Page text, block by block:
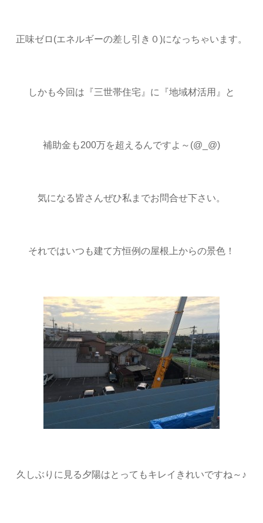
正味ゼロ(エネルギーの差し引き０)になっちゃいます。
しかも今回は『三世帯住宅』に『地域材活用』と
補助金も200万を超えるんですよ～(@_@)
気になる皆さんぜひ私までお問合せ下さい。
それではいつも建て方恒例の屋根上からの景色！
久しぶりに見る夕陽はとってもキレイきれいですね～♪